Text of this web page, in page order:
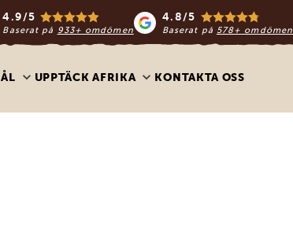
4.9/5
Baserat på 933+ omdömen
4.8/5
Baserat på 578+ omdömen
UPPTÄCK AFRIKA KONTAKTA OSS